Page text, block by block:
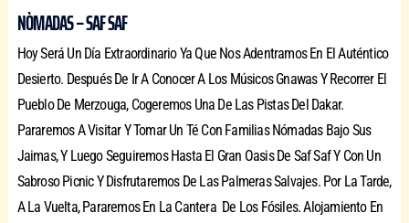
NÒMADAS – SAF SAF
Hoy Será Un Día Extraordinario Ya Que Nos Adentramos En El Auténtico
Desierto. Después De Ir A Conocer A Los Músicos Gnawas Y Recorrer El
Pueblo De Merzouga, Cogeremos Una De Las Pistas Del Dakar.
Pararemos A Visitar Y Tomar Un Té Con Familias Nómadas Bajo Sus
Jaimas, Y Luego Seguiremos Hasta El Gran Oasis De Saf Saf Y Con Un
Sabroso Picnic Y Disfrutaremos De Las Palmeras Salvajes. Por La Tarde,
A La Vuelta, Pararemos En La Cantera De Los Fósiles. Alojamiento En